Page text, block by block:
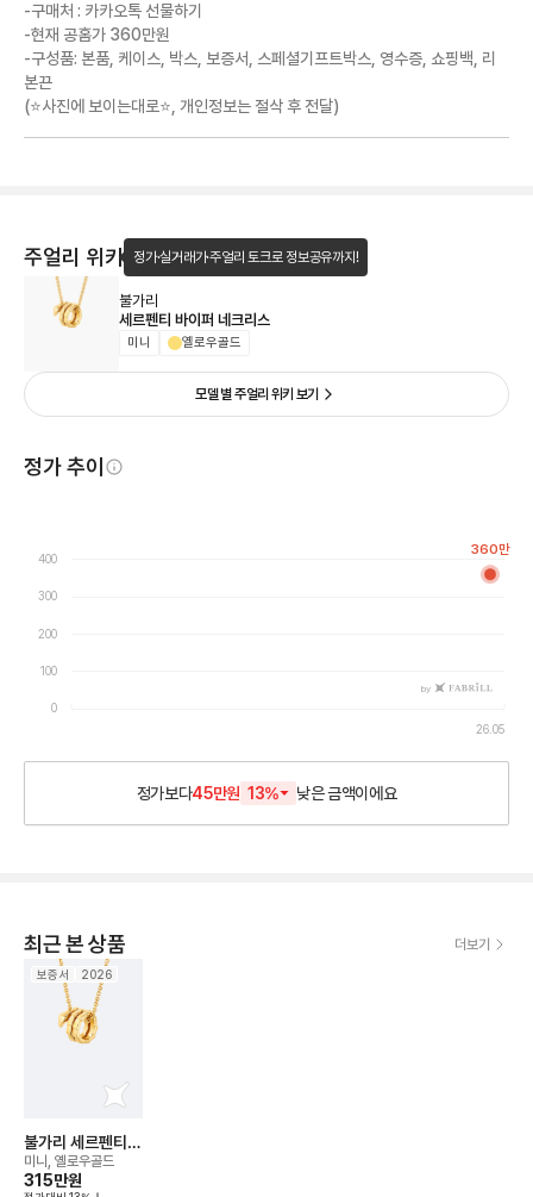
-구매처 : 카카오톡 선물하기
-현재 공홈가 360만원
-구성품: 본품, 케이스, 박스, 보증서, 스페셜기프트박스, 영수증, 쇼핑백, 리
본끈
(⭐️사진에 보이는대로⭐️, 개인정보는 절삭 후 전달)
주얼리 위키 정가·실거래가·주얼리 토크로 정보공유까지!
불가리
세르펜티 바이퍼 네크리스
미니 옐로우골드
모델 별 주얼리 위키 보기
정가 추이
0
100
200
300
400
26.05
by
360만
정가보다45만원 13% 낮은금액이에요
최근 본 상품 더보기
보증서 2026
불가리 세르펜티
바이퍼 네크리스
미니, 옐로우골드
315만원